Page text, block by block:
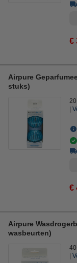
€
Airpure
stuks)
€
Airpure
wasbeurten)